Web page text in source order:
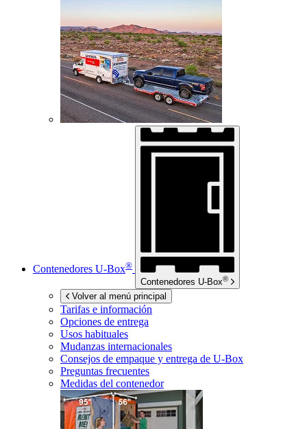
Contenedores U-Box®
Contenedores U-Box®
Volver al menú principal
Tarifas e información
Opciones de entrega
Usos habituales
Mudanzas internacionales
Consejos de empaque y entrega de U-Box
Preguntas frecuentes
Medidas del contenedor